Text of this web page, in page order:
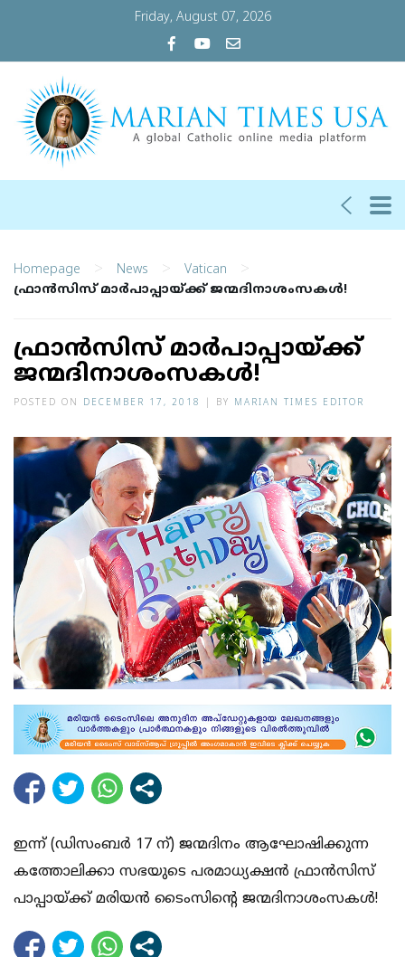
Friday, August 07, 2026
Homepage > News > Vatican >
ഫ്രാന്‍സിസ് മാര്‍പാപ്പായ്ക്ക് ജന്മദിനാശംസകള്‍!
ഫ്രാന്‍സിസ് മാര്‍പാപ്പായ്ക്ക്
ജന്മദിനാശംസകള്‍!
POSTED ON DECEMBER 17, 2018 BY MARIAN TIMES EDITOR
ഇന്ന് (ഡിസംബര്‍ 17 ന്) ജന്മദിനം ആഘോഷിക്കുന്ന
കത്തോലിക്കാ സഭയുടെ പരമാധ്യക്ഷന്‍ ഫ്രാന്‍സിസ്
പാപ്പായ്ക്ക് മരിയന്‍ ടൈംസിന്റെ ജന്മദിനാശംസകള്‍!